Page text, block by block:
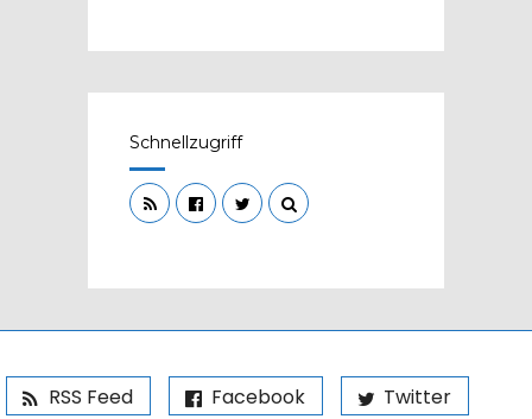
Schnellzugriff
RSS Feed Facebook Twitter